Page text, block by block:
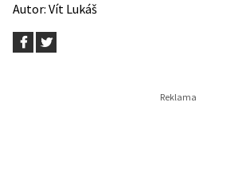
Autor: Vít Lukáš